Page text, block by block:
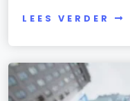
LEES VERDER